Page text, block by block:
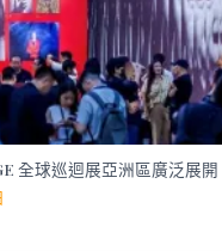
全球巡迴展亞洲區廣泛展開